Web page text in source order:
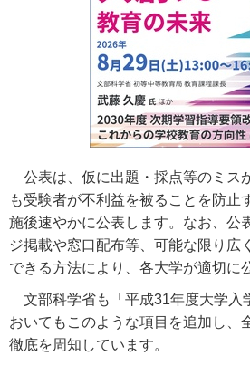
公表は、仮に出題・採点等のミス
も受験者が不利益を被ることを防止
施後速やかに公表します。なお、公
ジ掲載や窓口配布等、可能な限り広
できる方法により、各大学が適切に
文部科学省も「平成31年度大学入
おいてもこのような項目を追加し、
徹底を周知しています。